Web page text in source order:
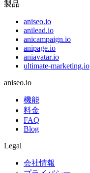
製品
aniseo.io
anilead.io
anicampaign.io
anipage.io
aniavatar.io
ultimate-marketing.io
aniseo.io
機能
料金
FAQ
Blog
Legal
会社情報